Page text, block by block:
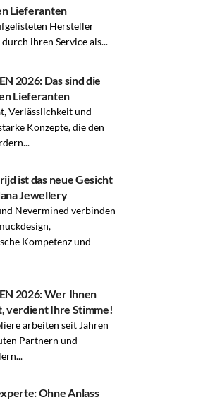
Lieferanten
Hersteller
durch ihren Service als...
2026: Das sind die
Lieferanten
Verlässlichkeit und
Konzepte, die den
ist das neue Gesicht
Jewellery
Nevermined verbinden
Kompetenz und
2026: Wer Ihnen
verdient Ihre Stimme!
arbeiten seit Jahren
Partnern und
Ohne Anlass